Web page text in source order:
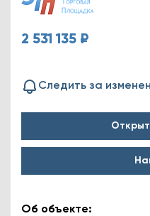
2 531 135 ₽
Следить за
Об объекте: